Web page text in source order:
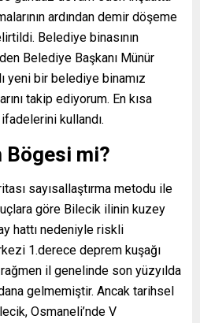
ardından demir döşeme
Belediye binasının
Belediye Başkanı Münür
yeni bir belediye binamız
takip ediyorum. En kısa
kullandı.
Bögesi mi?
sayısallaştırma metodu ile
göre Bilecik ilinin kuzey
hattı nedeniyle riskli
1.derece deprem kuşağı
il genelinde son yüzyılda
gelmemiştir. Ancak tarihsel
Osmaneli’nde V